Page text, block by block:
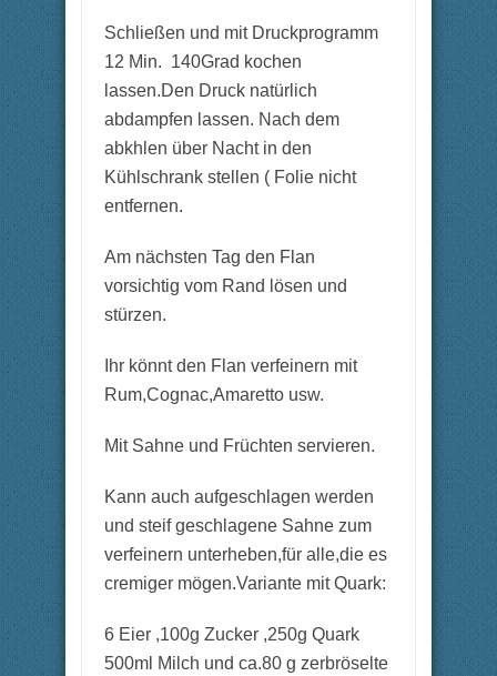
Schließen und mit Druckprogramm
12 Min. 140Grad kochen
lassen.Den Druck natürlich
abdampfen lassen. Nach dem
abkhlen über Nacht in den
Kühlschrank stellen ( Folie nicht
entfernen.
Am nächsten Tag den Flan
vorsichtig vom Rand lösen und
stürzen.
Ihr könnt den Flan verfeinern mit
Rum,Cognac,Amaretto usw.
Mit Sahne und Früchten servieren.
Kann auch aufgeschlagen werden
und steif geschlagene Sahne zum
verfeinern unterheben,für alle,die es
cremiger mögen.Variante mit Quark:
6 Eier ,100g Zucker ,250g Quark
500ml Milch und ca.80 g zerbröselte